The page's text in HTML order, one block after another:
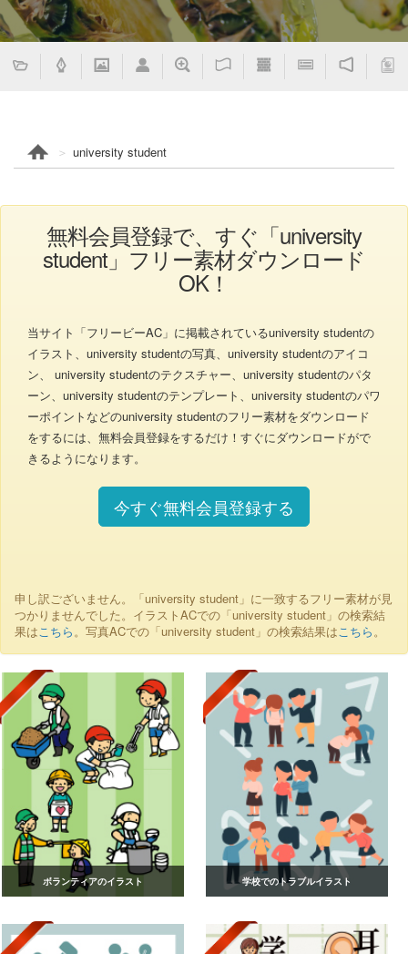
university student
無料会員登録で、すぐ「university
student」フリー素材ダウンロード
OK！
当サイト「フリービーAC」に掲載されているuniversity studentの
イラスト、university studentの写真、university studentのアイコ
ン、 university studentのテクスチャー、university studentのパタ
ーン、university studentのテンプレート、university studentのパワ
ーポイントなどのuniversity studentのフリー素材をダウンロード
をするには、無料会員登録をするだけ！すぐにダウンロードがで
きるようになります。
今すぐ無料会員登録する
申し訳ございません。「university student」に一致するフリー素材が見
つかりませんでした。イラストACでの「university student」の検索結
果はこちら。写真ACでの「university student」の検索結果はこちら。
ボランティアのイラスト 学校でのトラブルイラスト